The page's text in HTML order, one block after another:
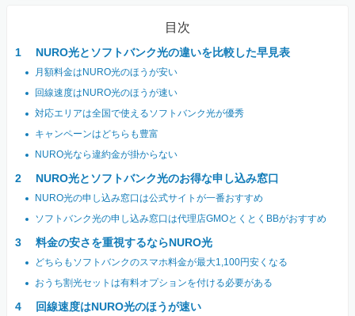
目次
NURO光とソフトバンク光の違いを比較した早見表
月額料金はNURO光のほうが安い
回線速度はNURO光のほうが速い
対応エリアは全国で使えるソフトバンク光が優秀
キャンペーンはどちらも豊富
NURO光なら違約金が掛からない
NURO光とソフトバンク光のお得な申し込み窓口
NURO光の申し込み窓口は公式サイトが一番おすすめ
ソフトバンク光の申し込み窓口は代理店GMOとくとくBBがおすすめ
料金の安さを重視するならNURO光
どちらもソフトバンクのスマホ料金が最大1,100円安くなる
おうち割光セットは有料オプションを付ける必要がある
回線速度はNURO光のほうが速い